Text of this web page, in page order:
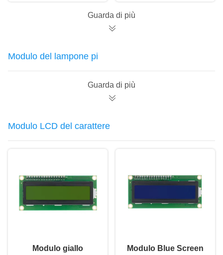
pollici per ArduinoGuarda di più
Modulo del lampone pi
Guarda di più
Modulo LCD del carattere
Modulo giallo
Modulo Blue Screen